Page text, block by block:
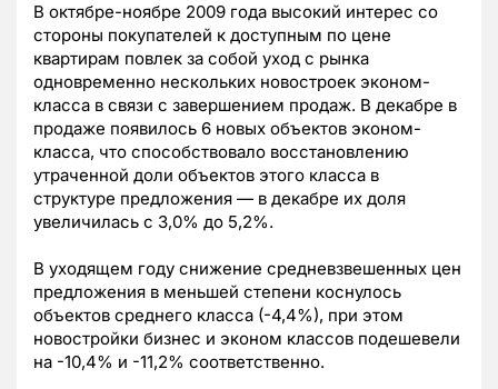
В октябре-ноябре 2009 года высокий интерес со
стороны покупателей к доступным по цене
квартирам повлек за собой уход с рынка
одновременно нескольких новостроек эконом-
класса в связи с завершением продаж. В декабре в
продаже появилось 6 новых объектов эконом-
класса, что способствовало восстановлению
утраченной доли объектов этого класса в
структуре предложения — в декабре их доля
увеличилась с 3,0% до 5,2%.
В уходящем году снижение средневзвешенных цен
предложения в меньшей степени коснулось
объектов среднего класса (-4,4%), при этом
новостройки бизнес и эконом классов подешевели
на -10,4% и -11,2% соответственно.